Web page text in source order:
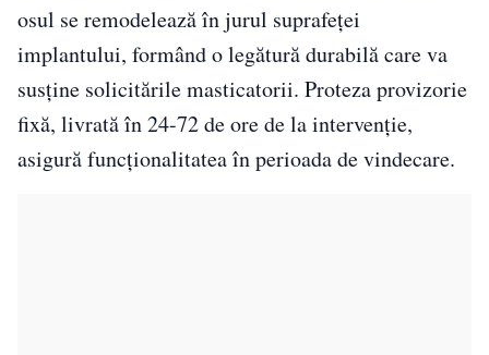
osul se remodelează în jurul suprafeței
implantului, formând o legătură durabilă care va
susține solicitările masticatorii. Proteza provizorie
fixă, livrată în 24-72 de ore de la intervenție,
asigură funcționalitatea în perioada de vindecare.